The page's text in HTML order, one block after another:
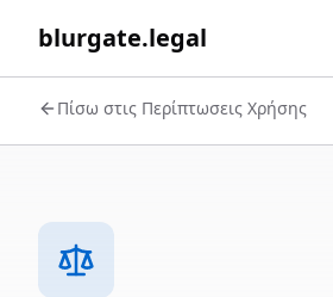
blurgate.legal
Πίσω στις Περίπτωσεις Χρήσης